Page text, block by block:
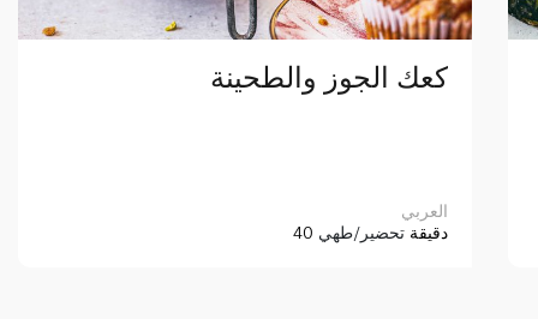
كعك الجوز والطحينة
العربي
40 دقيقة تحضير/طهي